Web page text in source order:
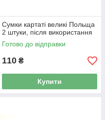
Сумки картаті великі Польща
2 штуки, після використання
Готово до відправки
110 ₴
Купити